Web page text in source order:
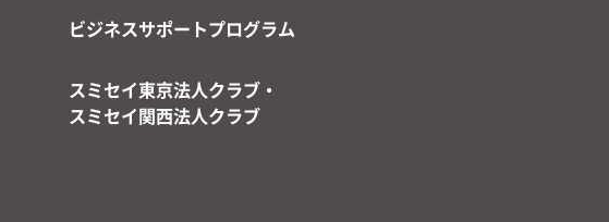
ビジネスサポートプログラム
スミセイ東京法人クラブ・
スミセイ関西法人クラブ